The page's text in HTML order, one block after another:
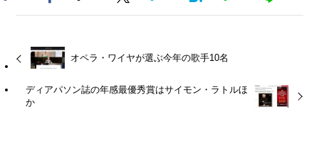
オペラ・ワイヤが選ぶ今年の歌手10名
ディアパソン誌の年感最優秀賞はサイモン・ラトルほ
か